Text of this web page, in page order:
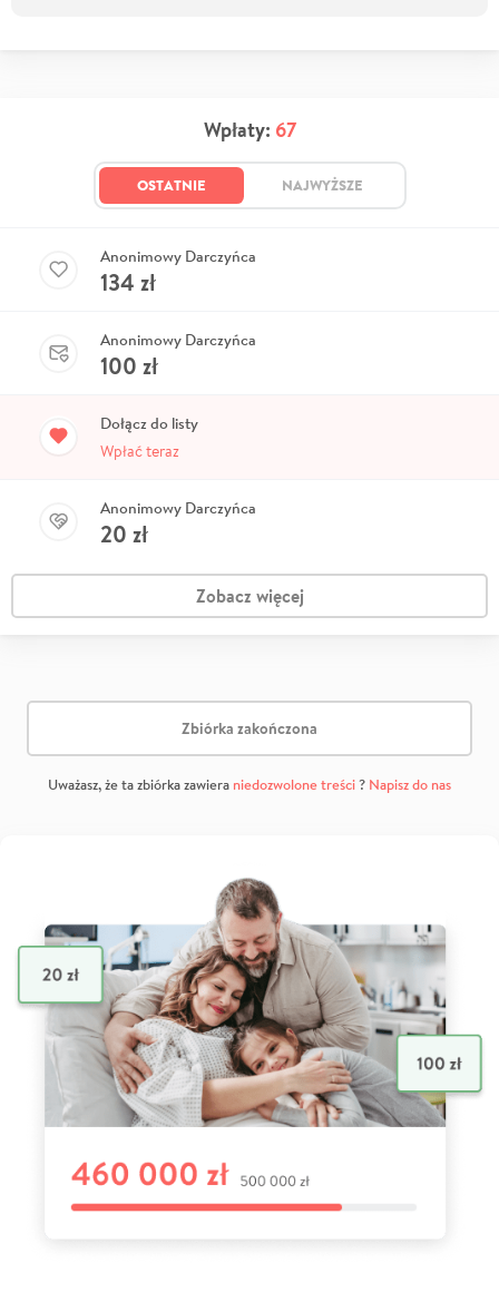
Wpłaty: 67
OSTATNIE NAJWYŻSZE
Anonimowy Darczyńca
134 zł
Anonimowy Darczyńca
100 zł
Dołącz do listy
Wpłać teraz
Anonimowy Darczyńca
20 zł
Zobacz więcej
Zbiórka zakończona
Uważasz, że ta zbiórka zawiera niedozwolone treści? Napisz do nas